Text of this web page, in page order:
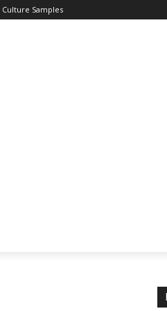
Culture Samples